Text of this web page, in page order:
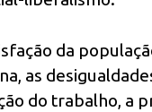
da
as
do trabalho, a